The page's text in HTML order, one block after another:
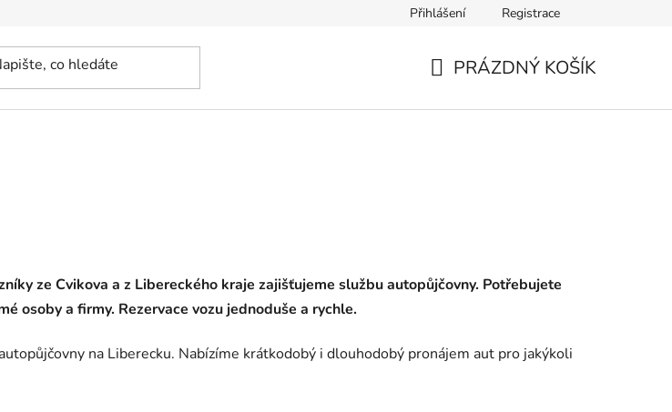
Přihlášení Registrace
PRÁZDNÝ KOŠÍK
ze Cvikova a z Libereckého kraje zajišťujeme službu autopůjčovny. Potřebujete
osoby a firmy. Rezervace vozu jednoduše a rychle.
na Liberecku. Nabízíme krátkodobý i dlouhodobý pronájem aut pro jakýkoli